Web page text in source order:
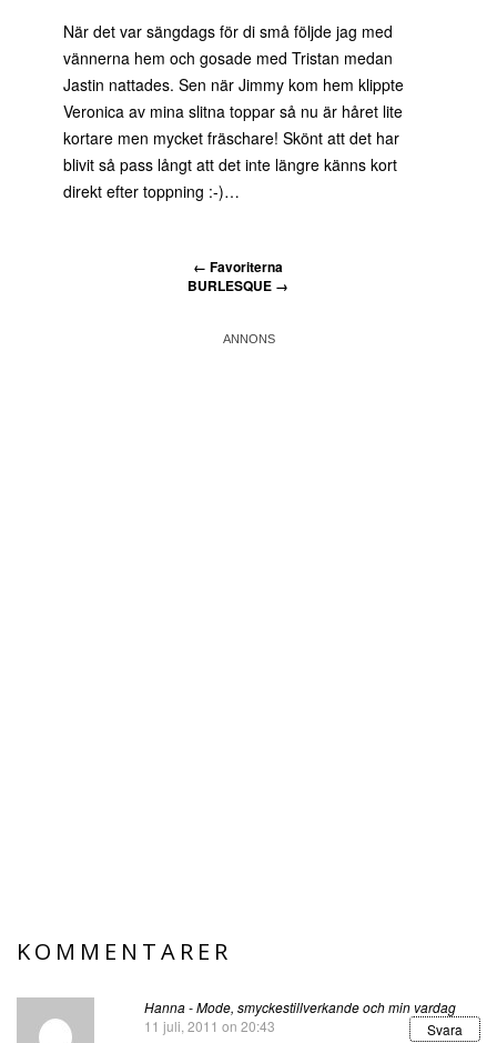
När det var sängdags för di små följde jag med
vännerna hem och gosade med Tristan medan
Jastin nattades. Sen när Jimmy kom hem klippte
Veronica av mina slitna toppar så nu är håret lite
kortare men mycket fräschare! Skönt att det har
blivit så pass långt att det inte längre känns kort
direkt efter toppning :-)…
← Favoriterna
BURLESQUE →
KOMMENTARER
Hanna - Mode, smyckestillverkande och min vardag
11 juli, 2011 on 20:43
Svara